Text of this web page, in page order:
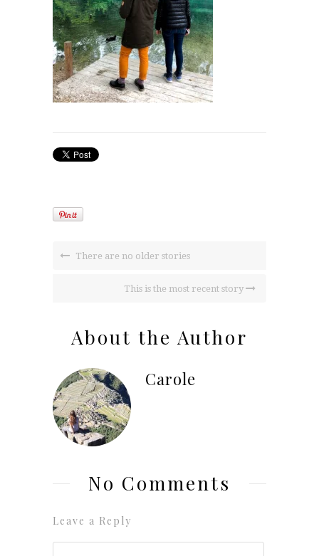
There are no older stories
This is the most recent story
About the Author
Carole
No Comments
Leave a Reply